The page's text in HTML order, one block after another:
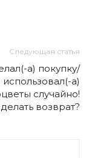
Следующая статья
а) покупку/
использовал(-а)
случайно!
возврат?